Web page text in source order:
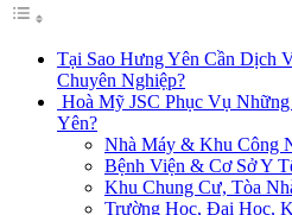
Tại Sao Hưng Yên Cần Dịch
Chuyên Nghiệp?
Hoà Mỹ JSC Phục Vụ
Yên?
Nhà Máy & Khu Công
Bệnh Viện & Cơ Sở Y
Khu Chung Cư, Tòa
Trường Học, Đại Học,